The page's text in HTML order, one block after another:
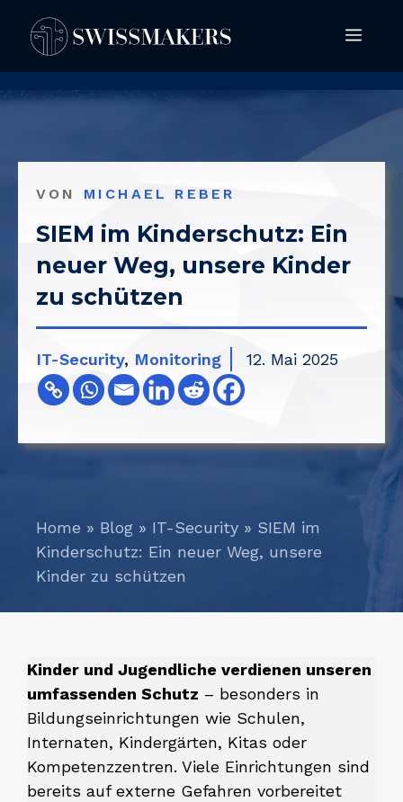
zum
Inhalt
Menü
VON MICHAEL REBER
SIEM im Kinderschutz: Ein
neuer Weg, unsere Kinder
zu schützen
IT-Security, Monitoring 12. Mai 2025
Home » Blog » IT-Security » SIEM im
Kinderschutz: Ein neuer Weg, unsere
Kinder zu schützen
Kinder und Jugendliche verdienen unseren
umfassenden Schutz – besonders in
Bildungseinrichtungen wie Schulen,
Internaten, Kindergärten, Kitas oder
Kompetenzzentren. Viele Einrichtungen sind
bereits auf externe Gefahren vorbereitet